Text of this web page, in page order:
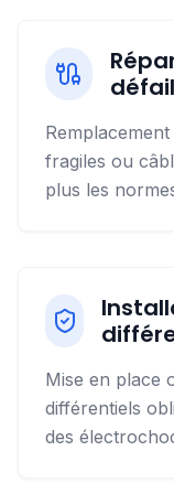
fragiles ou
plus les
Mise en place
différentiels
des